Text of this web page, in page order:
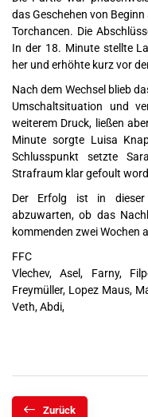
das Geschehen von
Torchancen. Die
In der 18. Minute stellte
her und erhöhte kurz vor
Nach dem Wechsel blieb
Umschaltsituation und
weiterem Druck, ließen
Minute sorgte Luisa
Schlusspunkt setzte
Strafraum klar gefoult
Der Erfolg ist in
abzuwarten, ob das
kommenden zwei Wochen
FFC
Vlechev, Asel, Farny,
Freymüller, Lopez Maus,
Veth, Abdi,
Zurück